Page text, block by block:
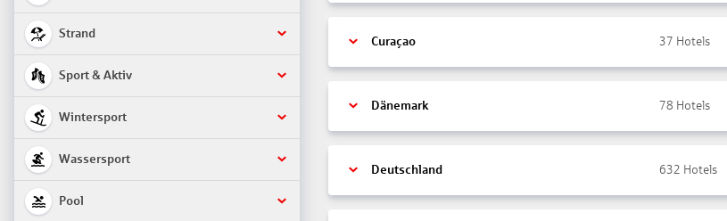
Strand
Sport & Aktiv
Wintersport
Wassersport
Pool
Curaçao 37 Hotels
Dänemark 78 Hotels
Deutschland 632 Hotels